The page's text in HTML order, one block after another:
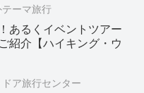
テーマ旅行
あるくイベントツアー
紹介【ハイキング・ウ
ア旅行センター